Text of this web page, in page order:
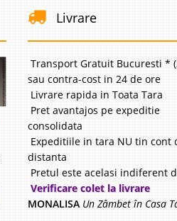
Livrare
Transport Gratuit Bucuresti *
sau contra-cost in 24 de ore
Livrare rapida in Toata Tara
Pret avantajos pe expeditie
consolidata
Expeditiile in tara NU tin cont
distanta
Pretul este acelasi indiferent
Verificare colet la livrare
MONALISA Un Zâmbet în Casa